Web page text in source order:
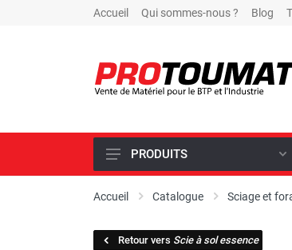
Accueil Qui sommes-nous ? Blog
PROMOTIONS D'USINE
SCIAGE ET FORAGE
PRODUITS
Accueil Catalogue Sciage et
Retour vers Scie à sol essence